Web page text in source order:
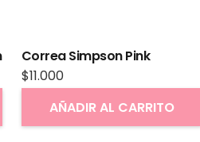
Correa Simpson Pink
$11.000
AÑADIR AL CARRITO